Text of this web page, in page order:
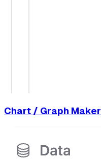
Chart / Graph Maker